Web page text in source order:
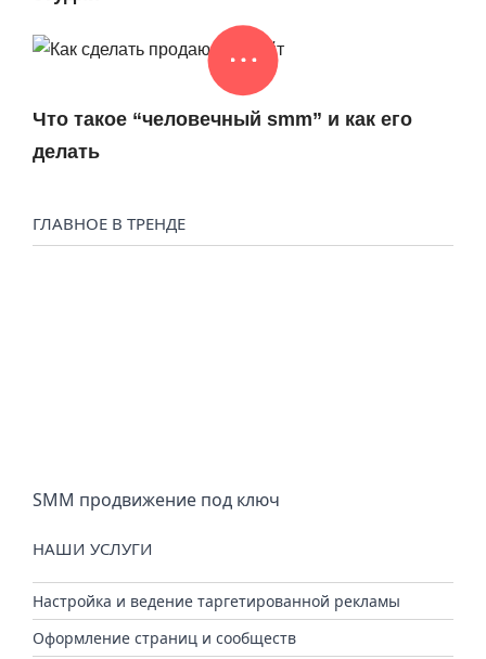
Что такое “человечный smm” и как его
делать
ГЛАВНОЕ В ТРЕНДЕ
SMM продвижение под ключ
НАШИ УСЛУГИ
Настройка и ведение таргетированной рекламы
Оформление страниц и сообществ